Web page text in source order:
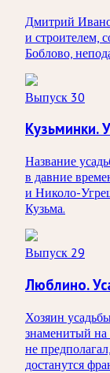
Дмитрий
и строителем,
Боблово,
Выпуск 30
Кузьминки.
Название
в давние
и Николо-
Кузьма.
Выпуск 29
Люблино.
Хозяин
знаменитый на
не
достанутся